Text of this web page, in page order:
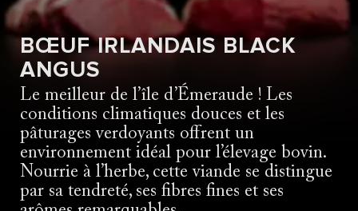
BŒUF IRLANDAIS BLACK
ANGUS
Le meilleur de l’île d’Émeraude ! Les
conditions climatiques douces et les
pâturages verdoyants offrent un
environnement idéal pour l’élevage bovin.
Nourrie à l’herbe, cette viande se distingue
par sa tendreté, ses fibres fines et ses